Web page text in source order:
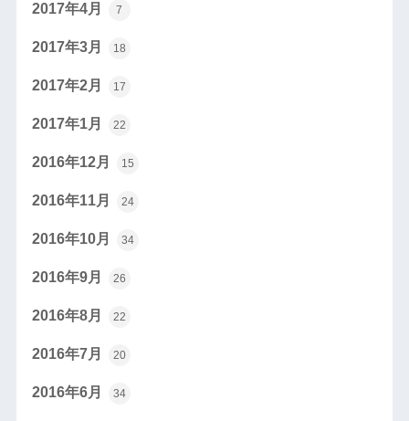
2017年4月 7
2017年3月 18
2017年2月 17
2017年1月 22
2016年12月 15
2016年11月 24
2016年10月 34
2016年9月 26
2016年8月 22
2016年7月 20
2016年6月 34